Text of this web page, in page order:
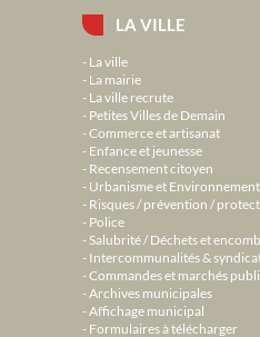
LA VILLE
La ville
La mairie
La ville recrute
Petites Villes de Demain
Commerce et artisanat
Enfance et jeunesse
Recensement citoyen
Urbanisme et Environnement
Risques / prévention /
Police
Salubrité / Déchets et
Intercommunalités &
Commandes et marchés
Archives municipales
Affichage municipal
Formulaires à télécharger